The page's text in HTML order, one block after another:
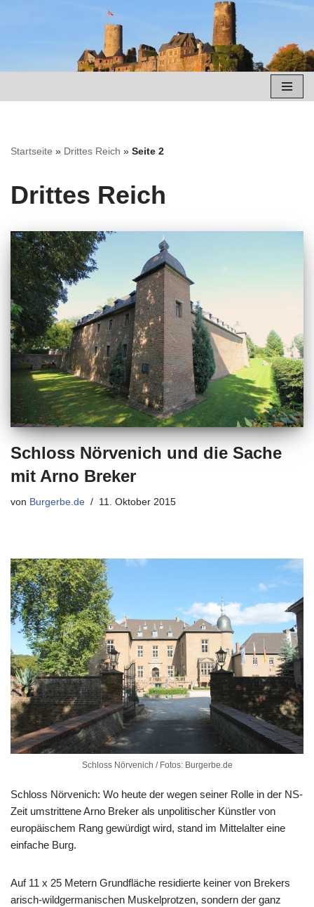
springen
Startseite » Drittes Reich » Seite 2
Drittes Reich
Schloss Nörvenich und die Sache
mit Arno Breker
von Burgerbe.de 11. Oktober 2015
Schloss Nörvenich / Fotos: Burgerbe.de
Schloss Nörvenich: Wo heute der wegen seiner Rolle in der NS-
Zeit umstrittene Arno Breker als unpolitischer Künstler von
europäischem Rang gewürdigt wird, stand im Mittelalter eine
einfache Burg.
Auf 11 x 25 Metern Grundfläche residierte keiner von Brekers
arisch-wildgermanischen Muskelprotzen, sondern der ganz